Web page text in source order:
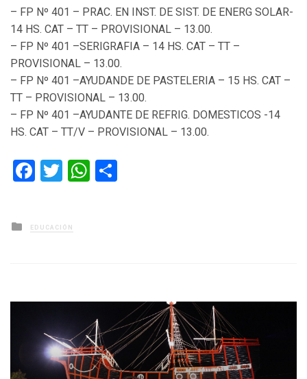
– FP Nº 401 – PRAC. EN INST. DE SIST. DE ENERG SOLAR-
14 HS. CAT – TT – PROVISIONAL – 13.00.
– FP Nº 401 –SERIGRAFIA – 14 HS. CAT – TT –
PROVISIONAL – 13.00.
– FP Nº 401 –AYUDANDE DE PASTELERIA – 15 HS. CAT –
TT – PROVISIONAL – 13.00.
– FP Nº 401 –AYUDANTE DE REFRIG. DOMESTICOS -14
HS. CAT – TT/V – PROVISIONAL – 13.00.
Facebook
TwitterWhatsApp
Posted
in
EDUCACIÓN